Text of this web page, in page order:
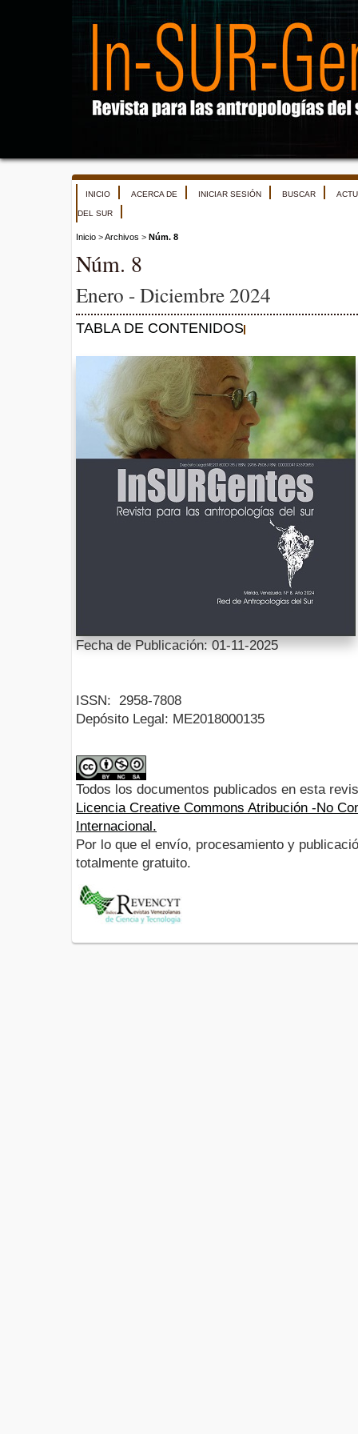
INICIO ACERCA DE INICIAR SESIÓN BUSCAR
DEL SUR
Inicio >Archivos > Núm. 8
Núm. 8
Enero - Diciembre 2024
TABLA DE CONTENIDOS
Fecha de Publicación: 01-11-2025
ISSN: 2958-7808
Depósito Legal: ME2018000135
Todos los documentos publicados en esta
Licencia Creative Commons Atribución -No
Internacional.
Por lo que el envío, procesamiento y
totalmente gratuito.